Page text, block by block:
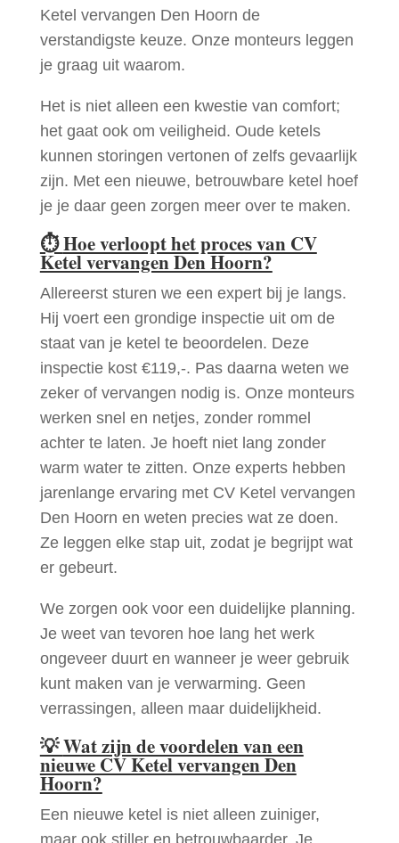
Ketel vervangen Den Hoorn de
verstandigste keuze. Onze monteurs leggen
je graag uit waarom.
Het is niet alleen een kwestie van comfort;
het gaat ook om veiligheid. Oude ketels
kunnen storingen vertonen of zelfs gevaarlijk
zijn. Met een nieuwe, betrouwbare ketel hoef
je je daar geen zorgen meer over te maken.
⏱Hoe verloopt het proces van CV
Ketel vervangen Den Hoorn?
Allereerst sturen we een expert bij je langs.
Hij voert een grondige inspectie uit om de
staat van je ketel te beoordelen. Deze
inspectie kost €119,-. Pas daarna weten we
zeker of vervangen nodig is. Onze monteurs
werken snel en netjes, zonder rommel
achter te laten. Je hoeft niet lang zonder
warm water te zitten. Onze experts hebben
jarenlange ervaring met CV Ketel vervangen
Den Hoorn en weten precies wat ze doen.
Ze leggen elke stap uit, zodat je begrijpt wat
er gebeurt.
We zorgen ook voor een duidelijke planning.
Je weet van tevoren hoe lang het werk
ongeveer duurt en wanneer je weer gebruik
kunt maken van je verwarming. Geen
verrassingen, alleen maar duidelijkheid.
💡Wat zijn de voordelen van een
nieuwe CV Ketel vervangen Den
Hoorn?
Een nieuwe ketel is niet alleen zuiniger,
maar ook stiller en betrouwbaarder. Je